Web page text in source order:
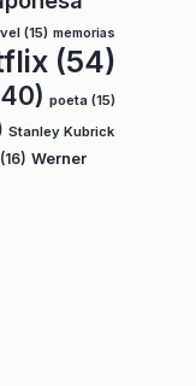
(15) memorias
(54)
poeta (15)
Stanley Kubrick
(16) Werner